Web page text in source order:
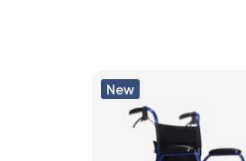
New